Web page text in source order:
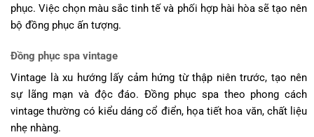
phục. Việc chọn màu sắc tinh tế và phối hợp hài hòa sẽ tạo nên
bộ đồng phục ấn tượng.
Đồng phục spa vintage
Vintage là xu hướng lấy cảm hứng từ thập niên trước, tạo nên
sự lãng mạn và độc đáo. Đồng phục spa theo phong cách
vintage thường có kiểu dáng cổ điển, họa tiết hoa văn, chất liệu
nhẹ nhàng.